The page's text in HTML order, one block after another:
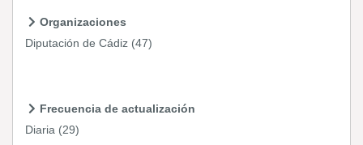
Organizaciones
Diputación de Cádiz (47)
Frecuencia de actualización
Diaria (29)